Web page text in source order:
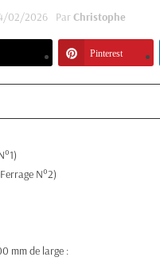
02/2026 ParChristophe
Pinterest
N°2)
mm de large :